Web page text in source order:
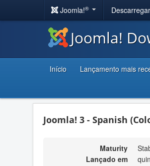
Joomla!®
Joomla!
Início Lançamento mais
Joomla! 3 - Spanish
Maturity
Lançado em